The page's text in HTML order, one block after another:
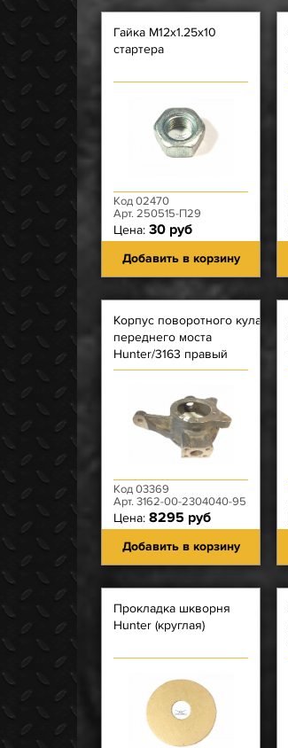
Гайка М12х1.25х10
стартера
Код 02470
Арт. 250515-П29
Цена: 30 руб
Добавить в корзину
Корпус поворотного кулака
переднего моста
Hunter/3163 правый
(Нов.шкворни,Диск.тормоза,
Код 03369
Арт. 3162-00-2304040-95
Цена: 8295 руб
Добавить в корзину
Прокладка шкворня
Hunter (круглая)